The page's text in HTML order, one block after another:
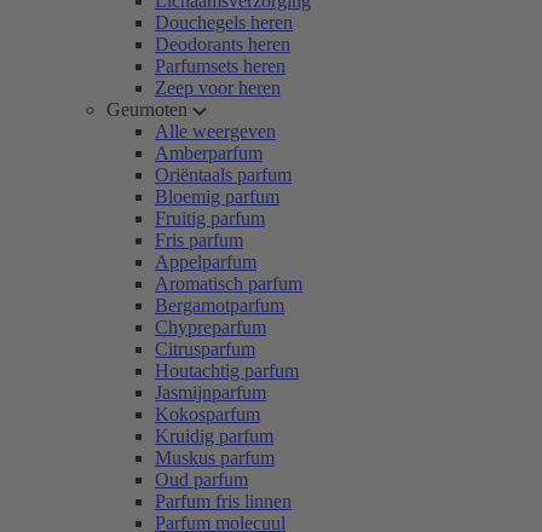
Douchegels heren
Deodorants heren
Parfumsets heren
Zeep voor heren
Geurnoten
Alle weergeven
Amberparfum
Oriëntaals parfum
Bloemig parfum
Fruitig parfum
Fris parfum
Appelparfum
Aromatisch parfum
Bergamotparfum
Chypreparfum
Citrusparfum
Houtachtig parfum
Jasmijnparfum
Kokosparfum
Kruidig parfum
Muskus parfum
Oud parfum
Parfum fris linnen
Parfum molecuul